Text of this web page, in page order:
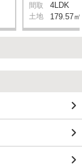
間取 4LDK
土地 179.57㎡